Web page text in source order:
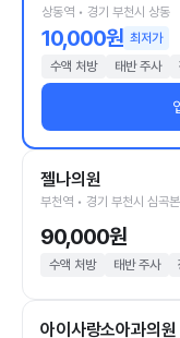
상동역 • 경기 부천시 상동
10,000원 최저가
수액 처방
태반 주사
젤나의원
부천역 • 경기 부천시 심곡
90,000원
수액 처방 태반 주사
아이사랑소아과의원